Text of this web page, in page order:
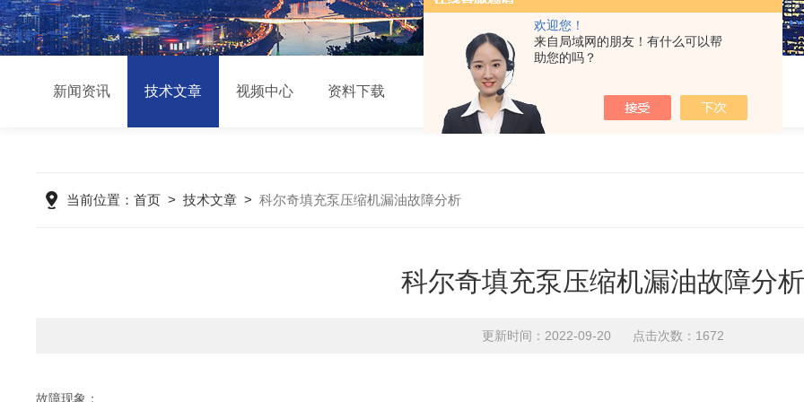
欢迎您！
来自局域网的朋友！有什么可以帮
助您的吗？
新闻资讯 技术文章 视频中心 资料下载
当前位置：首页 >技术文章 >科尔奇填充泵压缩机漏油故障分析
科尔奇填充泵压缩机漏油故障分析
更新时间：2022-09-20 点击次数：1672
故障现象：